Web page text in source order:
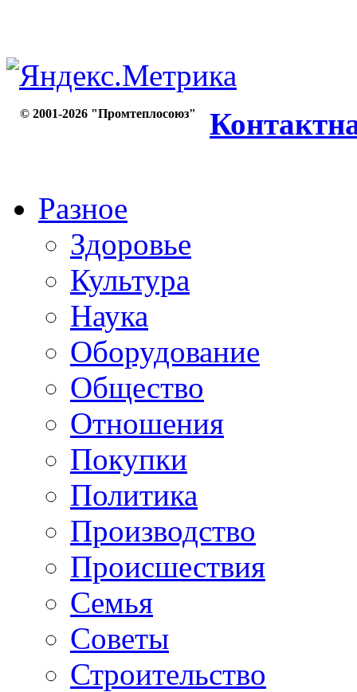
© 2001-2026 "Промтеплосоюз"
Разное
Здоровье
Культура
Наука
Оборудование
Общество
Отношения
Покупки
Политика
Производство
Происшествия
Семья
Советы
Строительство